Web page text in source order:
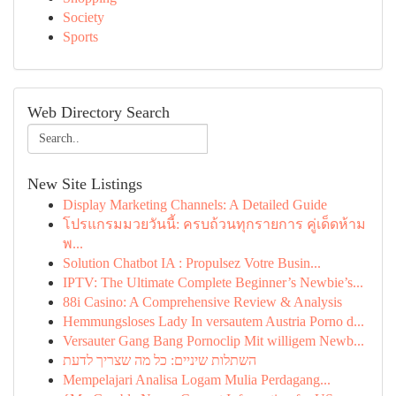
Society
Sports
Web Directory Search
New Site Listings
Display Marketing Channels: A Detailed Guide
โปรแกรมมวยวันนี้: ครบถ้วนทุกรายการ คู่เด็ดห้าม
พ...
Solution Chatbot IA : Propulsez Votre Busin...
IPTV: The Ultimate Complete Beginner’s Newbie’s...
88i Casino: A Comprehensive Review & Analysis
Hemmungsloses Lady In versautem Austria Porno d...
Versauter Gang Bang Pornoclip Mit willigem Newb...
השתלות שיניים: כל מה שצריך לדעת
Mempelajari Analisa Logam Mulia Perdagang...